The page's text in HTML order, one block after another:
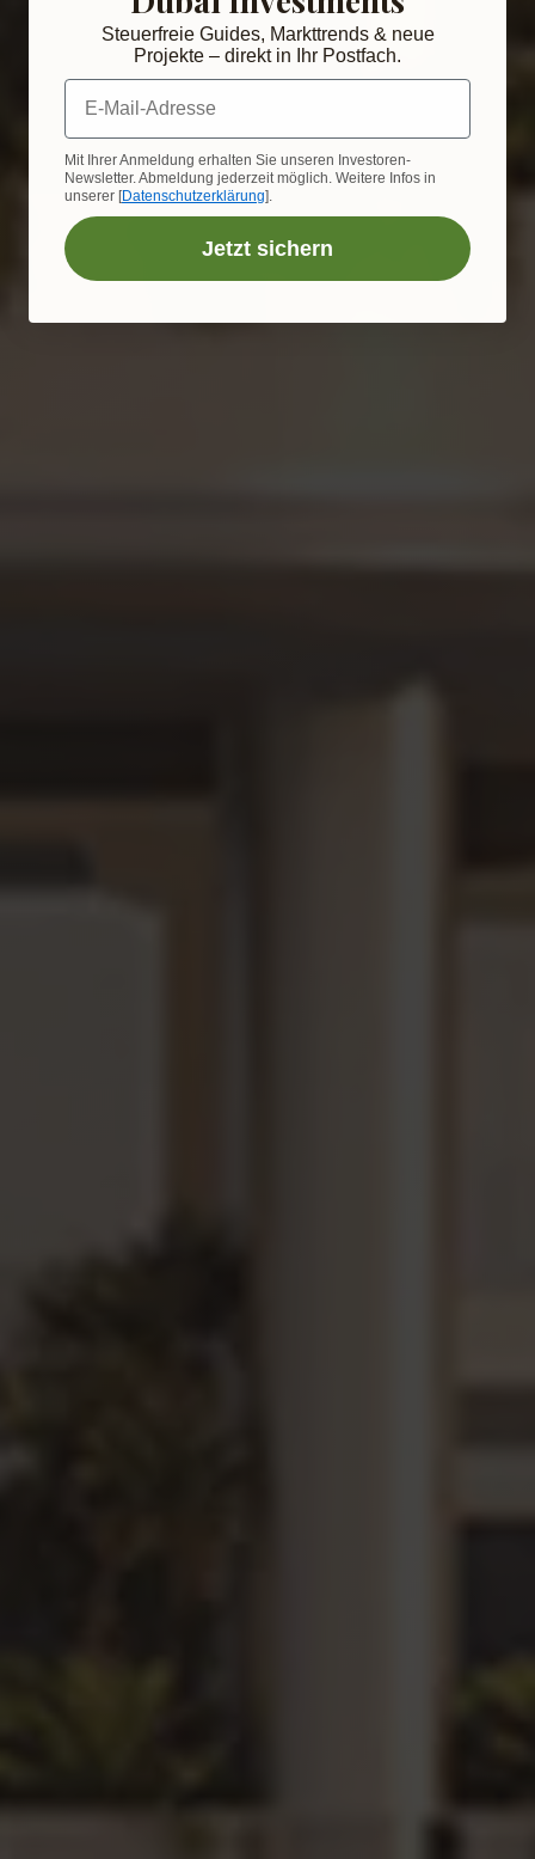
Steuerfreie Guides, Markttrends & neue
Projekte – direkt in Ihr Postfach.
E-Mail-Adresse
Mit Ihrer Anmeldung erhalten Sie unseren Investoren-
Newsletter. Abmeldung jederzeit möglich. Weitere Infos in
unserer [Datenschutzerklärung].
Jetzt sichern